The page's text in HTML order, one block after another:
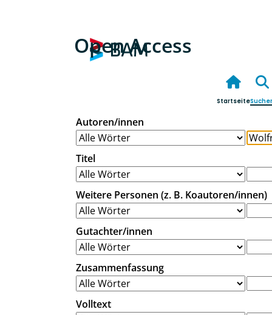
Open Access
Startseite
Autoren/innen
Titel
Weitere Personen (z. B. Koautoren/innen)
Gutachter/innen
Zusammenfassung
Volltext